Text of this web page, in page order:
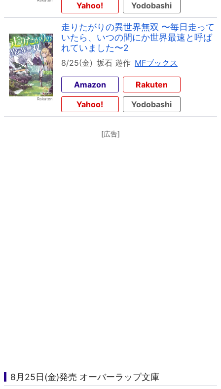
Yahoo! Yodobashi
走りたがりの異世界無双 〜毎日走って
いたら、いつの間にか世界最速と呼ば
れていました〜2
8/25(金) 坂石 遊作 MFブックス
Amazon
Rakuten
Yahoo!
Yodobashi
[広告]
8月25日(金)発売 オーバーラップ文庫